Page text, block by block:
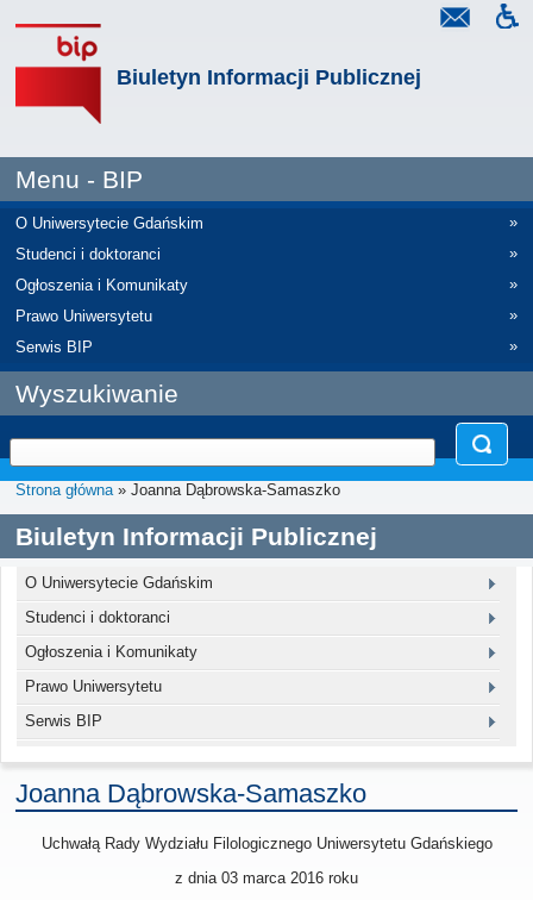
Biuletyn Informacji Publicznej
Menu - BIP
O Uniwersytecie Gdańskim
»
Studenci i doktoranci
»
Ogłoszenia i Komunikaty
»
Prawo Uniwersytetu
»
Serwis BIP
»
Wyszukiwanie
Strona główna» Joanna Dąbrowska-Samaszko
Biuletyn Informacji Publicznej
O Uniwersytecie Gdańskim
Studenci i doktoranci
Ogłoszenia i Komunikaty
Prawo Uniwersytetu
Serwis BIP
Joanna Dąbrowska-Samaszko
Uchwałą Rady Wydziału Filologicznego Uniwersytetu Gdańskiego
z dnia 03 marca 2016 roku